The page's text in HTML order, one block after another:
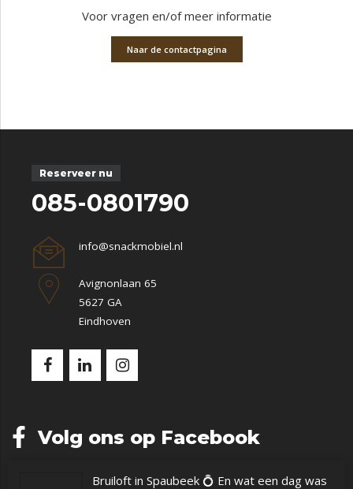
Voor vragen en/of meer informatie
Naar de contactpagina
Reserveer nu
085-0801790
info@snackmobiel.nl
Avignonlaan 65
5627 GA
Eindhoven
Volg ons op Facebook
Bruiloft in Spaubeek 💍 En wat een dag was